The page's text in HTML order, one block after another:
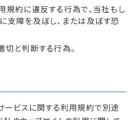
規約に違反する行為で、当社もし
支障を及ぼし、または及ぼす恐
切と判断する行為。
ービスに関する利用規約で別途